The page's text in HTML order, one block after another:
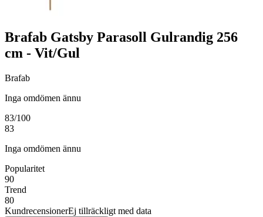
Brafab Gatsby Parasoll Gulrandig 256
cm - Vit/Gul
Brafab
Inga omdömen ännu
83/100
83
Inga omdömen ännu
Popularitet
90
Trend
80
KundrecensionerEj tillräckligt med data